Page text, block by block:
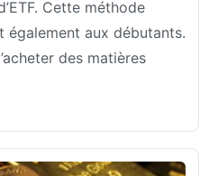
Cette méthode
également aux débutants.
des matières